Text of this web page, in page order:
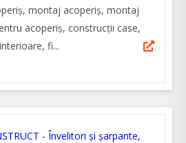
montaj acoperiș, montaj
acoperiș, construcții case,
fi...